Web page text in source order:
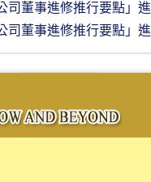
司董事進修推行要點」
司董事進修推行要點」